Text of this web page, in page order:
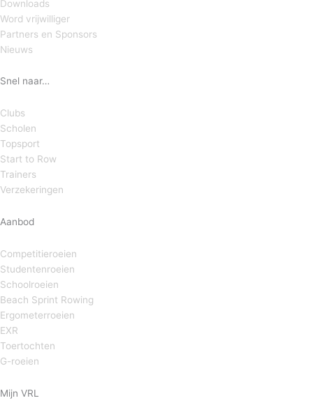
Downloads
Word vrijwilliger
Partners en Sponsors
Nieuws
Snel naar…
Clubs
Scholen
Topsport
Start to Row
Trainers
Verzekeringen
Aanbod
Competitieroeien
Studentenroeien
Schoolroeien
Beach Sprint Rowing
Ergometerroeien
EXR
Toertochten
G-roeien
Mijn VRL